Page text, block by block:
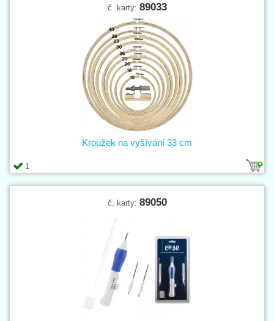
č. karty: 89033
1
Kroužek na vyšívání 33 cm
č. karty: 89050